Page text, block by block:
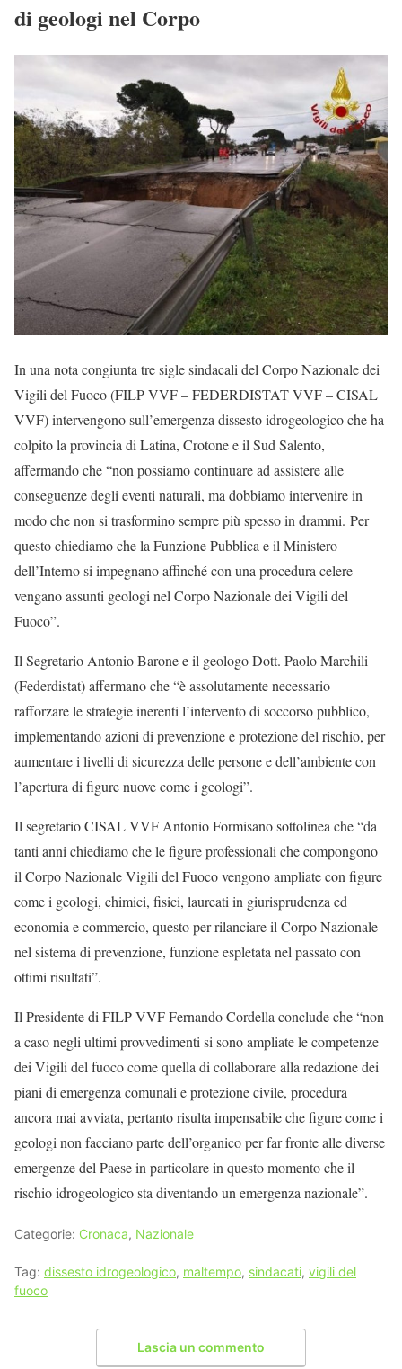
di geologi nel Corpo
In una nota congiunta tre sigle sindacali del Corpo Nazionale dei
Vigili del Fuoco (FILP VVF – FEDERDISTAT VVF – CISAL
VVF) intervengono sull’emergenza dissesto idrogeologico che ha
colpito la provincia di Latina, Crotone e il Sud Salento,
affermando che “non possiamo continuare ad assistere alle
conseguenze degli eventi naturali, ma dobbiamo intervenire in
modo che non si trasformino sempre più spesso in drammi. Per
questo chiediamo che la Funzione Pubblica e il Ministero
dell’Interno si impegnano affinché con una procedura celere
vengano assunti geologi nel Corpo Nazionale dei Vigili del
Fuoco”.
Il Segretario Antonio Barone e il geologo Dott. Paolo Marchili
(Federdistat) affermano che “è assolutamente necessario
rafforzare le strategie inerenti l’intervento di soccorso pubblico,
implementando azioni di prevenzione e protezione del rischio, per
aumentare i livelli di sicurezza delle persone e dell’ambiente con
l’apertura di figure nuove come i geologi”.
Il segretario CISAL VVF Antonio Formisano sottolinea che “da
tanti anni chiediamo che le figure professionali che compongono
il Corpo Nazionale Vigili del Fuoco vengono ampliate con figure
come i geologi, chimici, fisici, laureati in giurisprudenza ed
economia e commercio, questo per rilanciare il Corpo Nazionale
nel sistema di prevenzione, funzione espletata nel passato con
ottimi risultati”.
Il Presidente di FILP VVF Fernando Cordella conclude che “non
a caso negli ultimi provvedimenti si sono ampliate le competenze
dei Vigili del fuoco come quella di collaborare alla redazione dei
piani di emergenza comunali e protezione civile, procedura
ancora mai avviata, pertanto risulta impensabile che figure come i
geologi non facciano parte dell’organico per far fronte alle diverse
emergenze del Paese in particolare in questo momento che il
rischio idrogeologico sta diventando un emergenza nazionale”.
Categorie: Cronaca, Nazionale
Tag: dissesto idrogeologico, maltempo, sindacati, vigili del
fuoco
Lascia un commento